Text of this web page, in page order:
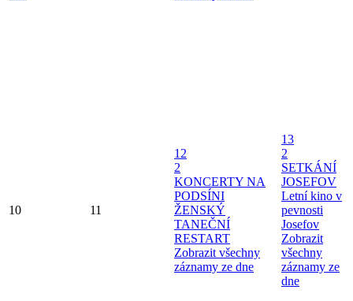
10 11
12
2
KONCERTY NA
PODSÍNI
ŽENSKÝ
TANEČNÍ
RESTART
Zobrazit všechny
záznamy ze dne
13
2
SETKÁNÍ
JOSEFOV
Letní kino v
pevnosti
Josefov
Zobrazit
všechny
záznamy ze
dne